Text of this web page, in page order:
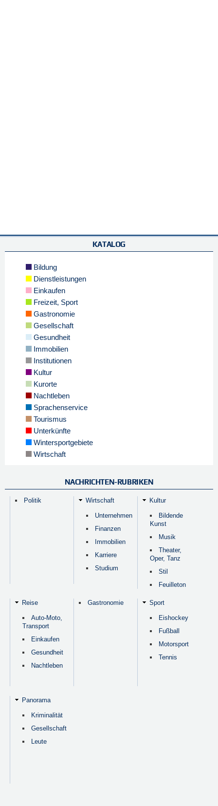
KATALOG
Bildung
Dienstleistungen
Einkaufen
Freizeit, Sport
Gastronomie
Gesellschaft
Gesundheit
Immobilien
Institutionen
Kultur
Kurorte
Nachtleben
Sprachenservice
Tourismus
Unterkünfte
Wintersportgebiete
Wirtschaft
NACHRICHTEN-RUBRIKEN
Politik Wirtschaft
Unternehmen
Finanzen
Immobilien
Karriere
Studium
Kultur
Bildende
Kunst
Musik
Theater,
Oper, Tanz
Stil
Feuilleton
Reise
Auto-Moto,
Transport
Einkaufen
Gesundheit
Nachtleben
Gastronomie Sport
Eishockey
Fußball
Motorsport
Tennis
Panorama
Kriminalität
Gesellschaft
Leute